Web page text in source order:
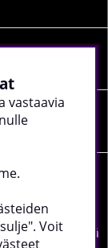
-lue lisää
vastaavia
Voit